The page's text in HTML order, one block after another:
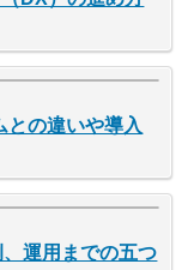
との違いや導入
運用までの五つ